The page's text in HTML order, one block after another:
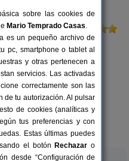
La Zenia
2-28+5 pers.
desde20 €
sobre las cookies de
Mario Temprado Casas.
es un pequeño archivo de
pc, smartphone o tablet al
y otras pertenecen a
servicios. Las activadas
correctamente son las
de tu autorización. Al pulsar
de cookies (analíticas y
tus preferencias y con
Estas últimas puedes
el botón Rechazar o
desde “Configuración de